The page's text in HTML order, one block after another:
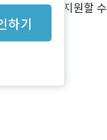
하기
과목들을 지원할